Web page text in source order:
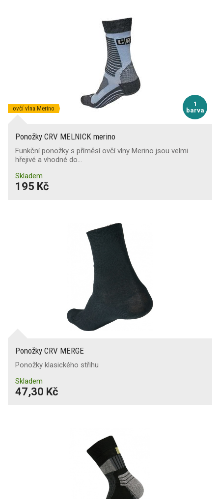
1
barva
ovčí vlna Merino
Ponožky CRV MELNICK merino
Funkční ponožky s příměsí ovčí vlny Merino jsou velmi
hřejivé a vhodné do…
Skladem
195 Kč
Ponožky CRV MERGE
Ponožky klasického střihu
Skladem
47,30 Kč